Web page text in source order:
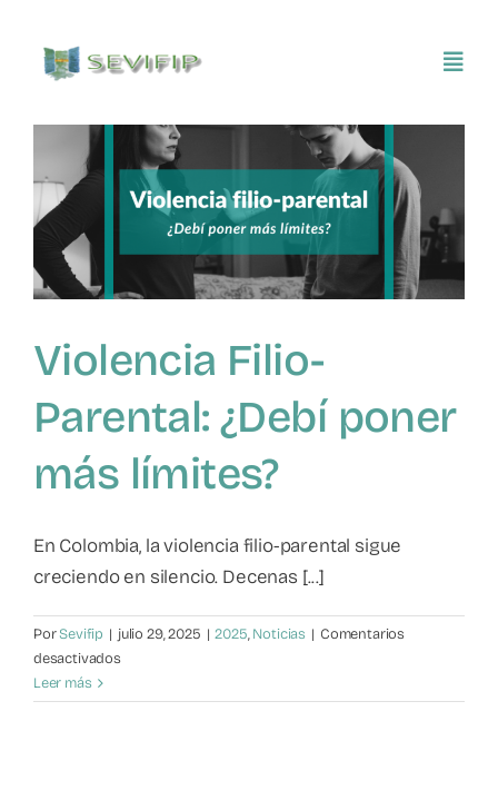
contenido
Conócenos
Asociarse
SEVIFIP CONECTA
Contacto
Violencia Filio-
Parental: ¿Debí poner
más límites?
En Colombia, la violencia filio-parental sigue
creciendo en silencio. Decenas [...]
PorSevifip | julio 29, 2025 | 2025,Noticias | Comentarios
desactivadosen
Filio-
Leer más